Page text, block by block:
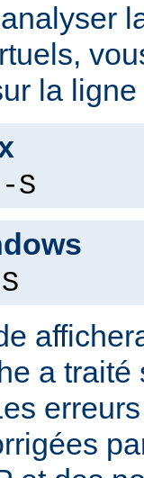
la
S
a traité